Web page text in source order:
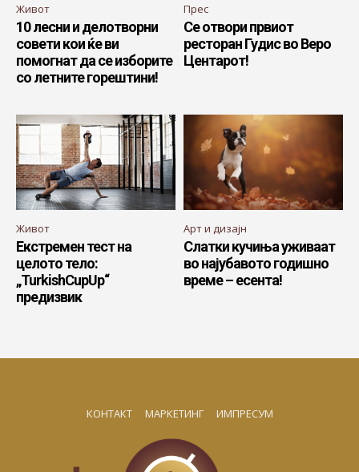
Живот
10 лесни и делотворни
совети кои ќе ви
помогнат да се изборите
со летните горештини!
Прес
Се отвори првиот
ресторан Гудис во Веро
Центарот!
Живот
Екстремен тест на
целото тело:
„TurkishCupUp“
предизвик
Арт и дизајн
Слатки кучиња уживаат
во најубавото годишно
време – есента!
КОНТАКТ МАРКЕТИНГ ИМПРЕСУМ